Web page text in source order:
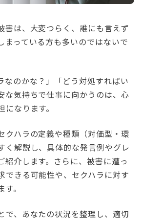
害は、大変つらく、誰にも言えず
まっている方も多いのではないで
なのかな？」「どう対処すればい
な気持ちで仕事に向かうのは、心
なります。
クハラの定義や種類（対価型・環
く解説し、具体的な発言例やグレ
紹介します。さらに、被害に遭っ
できる可能性や、セクハラに対す
。
で、あなたの状況を整理し、適切